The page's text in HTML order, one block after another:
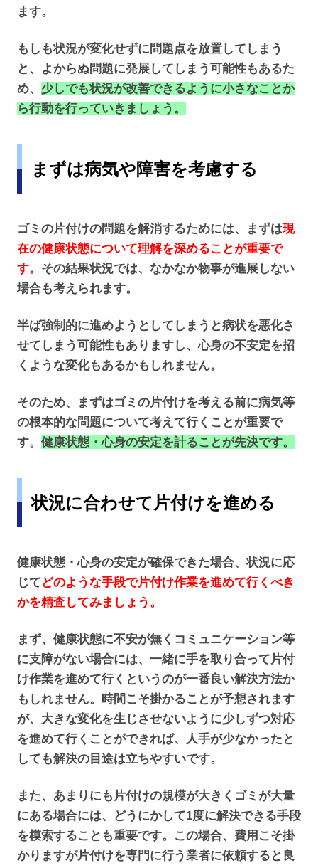
ます。
もしも状況が変化せずに問題点を放置してしまう
と、よからぬ問題に発展してしまう可能性もあるた
め、 少しでも状況が改善できるように小さなことか
ら行動を行っていきましょう。
まずは病気や障害を考慮する
ゴミの片付けの問題を解消するためには、まずは現
在の健康状態について理解を深めることが重要で
す。 その結果状況では、なかなか物事が進展しない
場合も考えられます。
半ば強制的に進めようとしてしまうと病状を悪化さ
せてしまう可能性もありますし、心身の不安定を招
くような変化もあるかもしれません。
そのため、まずはゴミの片付けを考える前に病気等
の根本的な問題について考えて行くことが重要で
す。 健康状態・心身の安定を計ることが先決です。
状況に合わせて片付けを進める
健康状態・心身の安定が確保できた場合、状況に応
じてどのような手段で片付け作業を進めて行くべき
かを精査してみましょう。
まず、健康状態に不安が無くコミュニケーション等
に支障がない場合には、一緒に手を取り合って片付
け作業を進めて行くというのが一番良い解決方法か
もしれません。時間こそ掛かることが予想されます
が、大きな変化を生じさせないように少しずつ対応
を進めて行くことができれば、人手が少なかったと
しても解決の目途は立ちやすいです。
また、あまりにも片付けの規模が大きくゴミが大量
にある場合には、どうにかして1度に解決できる手段
を模索することも重要です。この場合、費用こそ掛
かりますが片付けを専門に行う業者に依頼すると良